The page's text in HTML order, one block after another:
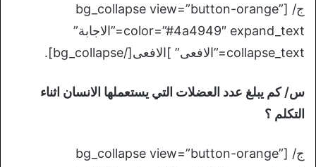
ج/ [bg_collapse view=”button-orange”
color=”#4a4949″ expand_text=”الاجابة”
collapse_text=”الافعى” ]الافعى[/bg_collapse].
س/ كم يبلغ عدد العضلات التي يستعملها الانسان اثناء
التكلم ؟
ج/ [bg_collapse view=”button-orange”